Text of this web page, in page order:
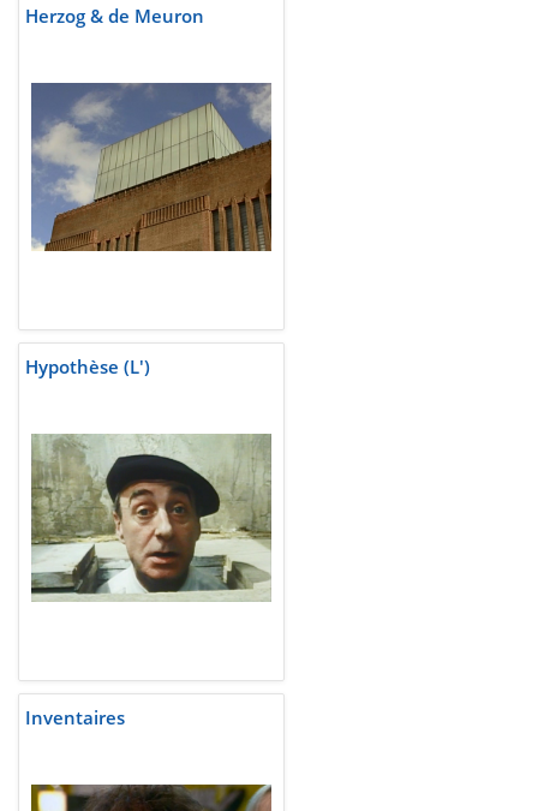
Herzog & de Meuron
Hypothèse (L')
Inventaires